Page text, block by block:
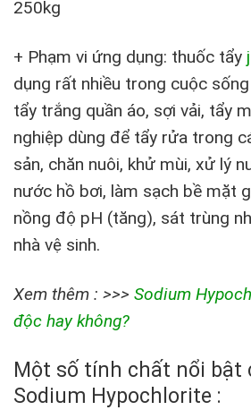
250kg
+ Phạm vi ứng dụng: thuốc tẩy
dụng rất nhiều trong cuộc
tẩy trắng quần áo, sợi vải, tẩy
nghiệp dùng để tẩy rửa trong
sản, chăn nuôi, khử mùi, xử lý
nước hồ bơi, làm sạch bề mặt
nồng độ pH (tăng), sát trùng
nhà vệ sinh.
Xem thêm : >>> Sodium
độc hay không?
Một số tính chất nổi bật
Sodium Hypochlorite :